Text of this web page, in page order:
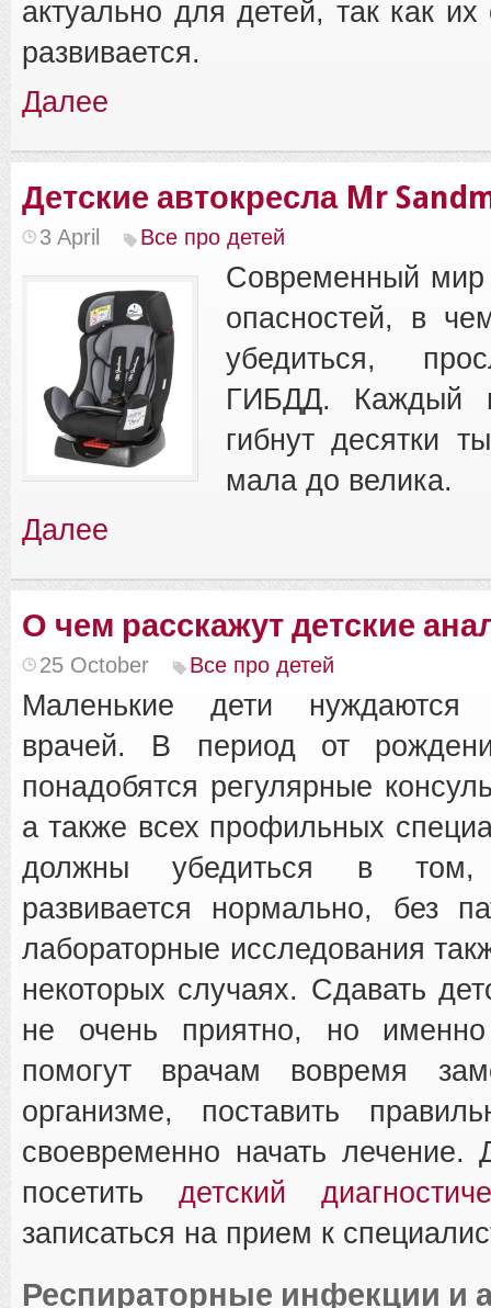
актуально для детей, так как их
развивается.
Далее
Детские автокресла Mr
3 April Все про детей
Современный мир
опасностей, в
убедиться,
ГИБДД. Каждый
гибнут десятки
мала до велика.
Далее
О чем расскажут детские
25 October Все про детей
Маленькие дети
врачей. В период от
понадобятся регулярные
а также всех профильных
должны убедиться в том,
развивается нормально, без
лабораторные исследования
некоторых случаях. Сдавать
не очень приятно, но именно
помогут врачам вовремя
организме, поставить
своевременно начать лечение.
посетить детский
записаться на прием к
Респираторные инфекции и